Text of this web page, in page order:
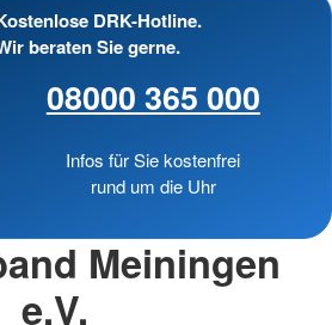
DRK-Hotline.
beraten Sie gerne.
08000 365 000
Infos für Sie kostenfrei
rund um die Uhr
Meiningen
e.V.